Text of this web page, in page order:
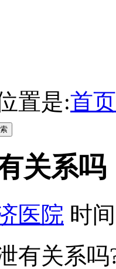
置是:首页
关系吗
医院 时
关系吗?